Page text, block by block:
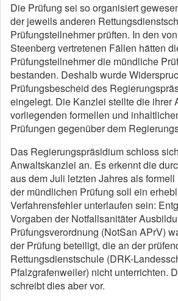
Die Prüfung sei so organisiert
der jeweils anderen
Prüfungsteilnehmer prüften. In den
Steenberg vertretenen Fällen hätten
Prüfungsteilnehmer die mündliche
bestanden. Deshalb wurde
Prüfungsbescheid des
eingelegt. Die Kanzlei stellte die ihrer
vorliegenden formellen und
Prüfungen gegenüber dem
Das Regierungspräsidium schloss
Anwaltskanzlei an. Es erkennt die
aus dem Juli letzten Jahres als
der mündlichen Prüfung soll ein
Verfahrensfehler unterlaufen sein:
Vorgaben der Notfallsanitäter
Prüfungsverordnung (NotSan APrV)
der Prüfung beteiligt, die an der
Rettungsdienstschule (DRK-
Pfalzgrafenweiler) nicht unterrichten.
schreibt dies aber vor.